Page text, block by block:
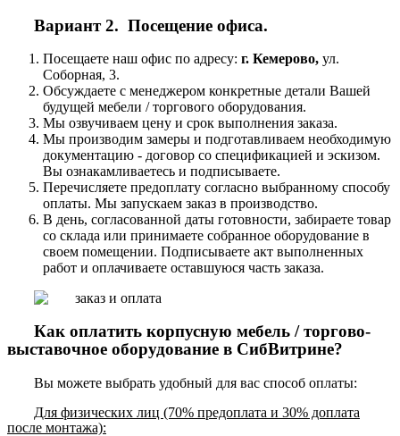
Вариант 2. Посещение офиса.
Посещаете наш офис по адресу: г. Кемерово, ул.
Соборная, 3.
Обсуждаете с менеджером конкретные детали Вашей
будущей мебели / торгового оборудования.
Мы озвучиваем цену и срок выполнения заказа.
Мы производим замеры и подготавливаем необходимую
документацию - договор со спецификацией и эскизом.
Вы ознакамливаетесь и подписываете.
Перечисляете предоплату согласно выбранному способу
оплаты. Мы запускаем заказ в производство.
В день, согласованной даты готовности, забираете товар
со склада или принимаете собранное оборудование в
своем помещении. Подписываете акт выполненных
работ и оплачиваете оставшуюся часть заказа.
Как оплатить корпусную мебель / торгово-
выставочное оборудование в СибВитрине?
Вы можете выбрать удобный для вас способ оплаты:
Для физических лиц (70% предоплата и 30% доплата
после монтажа):